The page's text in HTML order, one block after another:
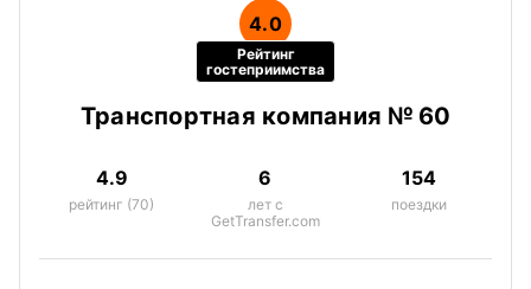
4.0
Рейтинг
гостеприимства
Транспортная компания № 60
4.9
рейтинг (70)
6
лет с
GetTransfer.com
154
поездки